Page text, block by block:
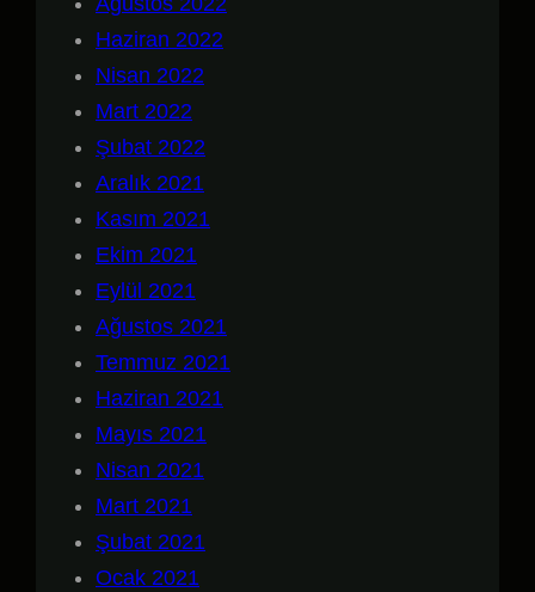
Haziran 2022
Nisan 2022
Mart 2022
Şubat 2022
Aralık 2021
Kasım 2021
Ekim 2021
Eylül 2021
Ağustos 2021
Temmuz 2021
Haziran 2021
Mayıs 2021
Nisan 2021
Mart 2021
Şubat 2021
Ocak 2021